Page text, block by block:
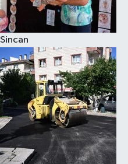
Sincan
Siyaset
Teknoloji
Televizyon
Yaşam-Çevre